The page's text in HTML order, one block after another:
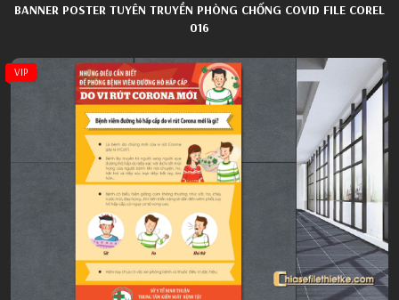
BANNER POSTER TUYÊN TRUYỀN PHÒNG CHỐNG COVID FILE COREL
016
VIP